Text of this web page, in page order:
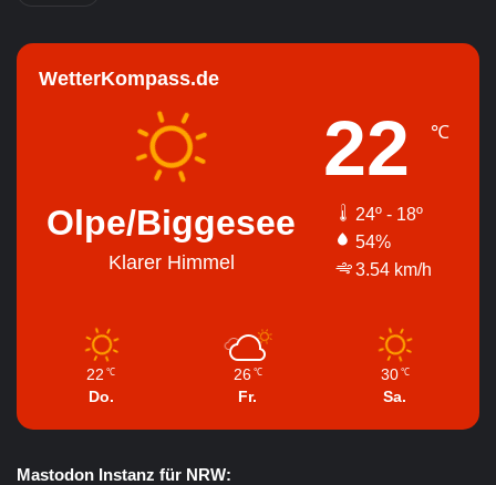
WetterKompass.de
Olpe/Biggesee
Klarer Himmel
22 ℃
24º - 18º
54%
3.54 km/h
22 ℃
Do.
26 ℃
Fr.
30 ℃
Sa.
Mastodon Instanz für NRW: